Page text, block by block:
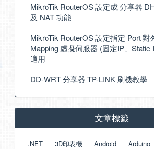
MikroTik RouterOS 設定成 分享器
及 NAT 功能
MikroTik RouterOS 設定指定 Port 對
Mapping 虛擬伺服器 (固定IP、Static
適用
DD-WRT 分享器 TP-LINK 刷機教學
文章標籤
.NET 3D印表機 Android Arduino